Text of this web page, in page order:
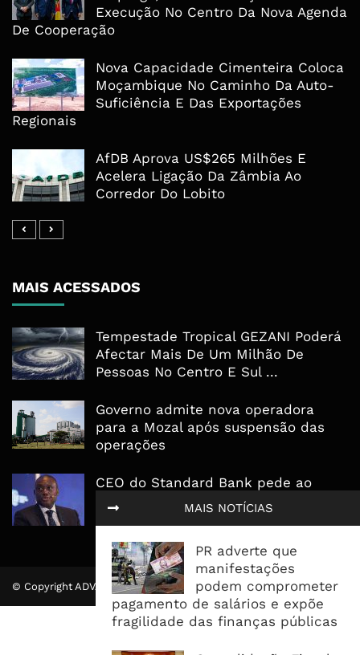
MAIS NOTÍCIAS
PR adverte que
manifestações
podem comprometer
pagamento de salários e expõe
fragilidade das finanças públicas
Execução No Centro Da Nova Agenda
De Cooperação
Nova Capacidade Cimenteira Coloca
Moçambique No Caminho Da Auto-
Suficiência E Das Exportações
Regionais
AfDB Aprova US$265 Milhões E
Acelera Ligação Da Zâmbia Ao
Corredor Do Lobito
MAIS ACESSADOS
Tempestade Tropical GEZANI Poderá
Afectar Mais De Um Milhão De
Pessoas No Centro E Sul ...
Governo admite nova operadora
para a Mozal após suspensão das
operações
CEO do Standard Bank pede ao
Governo que “saia do caminho” e
facilite os negócios
© Copyright ADVALUE. Todos Direitos Reservados.